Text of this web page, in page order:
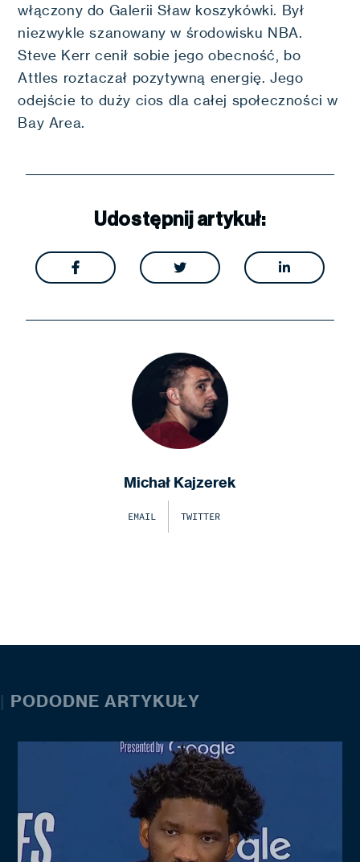
włączony do Galerii Sław koszykówki. Był
niezwykle szanowany w środowisku NBA.
Steve Kerr cenił sobie jego obecność, bo
Attles roztaczał pozytywną energię. Jego
odejście to duży cios dla całej społeczności w
Bay Area.
Udostępnij artykuł:
  
Michał Kajzerek
EMAIL TWITTER
| PODODNE ARTYKUŁY